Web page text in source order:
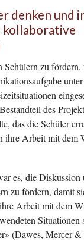
denken und
Schülern zu
unter
des
das die Schüler
ihre Arbeit mit dem
es, die Diskussion
zu fördern, damit
Arbeit mit dem
Situationen
(Dawes, Mercer